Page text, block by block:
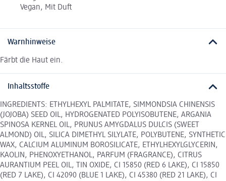
Vegan, Mit Duft
Warnhinweise
Färbt die Haut ein.
Inhaltsstoffe
INGREDIENTS: ETHYLHEXYL PALMITATE, SIMMONDSIA CHINENSIS
(JOJOBA) SEED OIL, HYDROGENATED POLYISOBUTENE, ARGANIA
SPINOSA KERNEL OIL, PRUNUS AMYGDALUS DULCIS (SWEET
ALMOND) OIL, SILICA DIMETHYL SILYLATE, POLYBUTENE, SYNTHETIC
WAX, CALCIUM ALUMINUM BOROSILICATE, ETHYLHEXYLGLYCERIN,
KAOLIN, PHENOXYETHANOL, PARFUM (FRAGRANCE), CITRUS
AURANTIUM PEEL OIL, TIN OXIDE, CI 15850 (RED 6 LAKE), CI 15850
(RED 7 LAKE), CI 42090 (BLUE 1 LAKE), CI 45380 (RED 21 LAKE), CI